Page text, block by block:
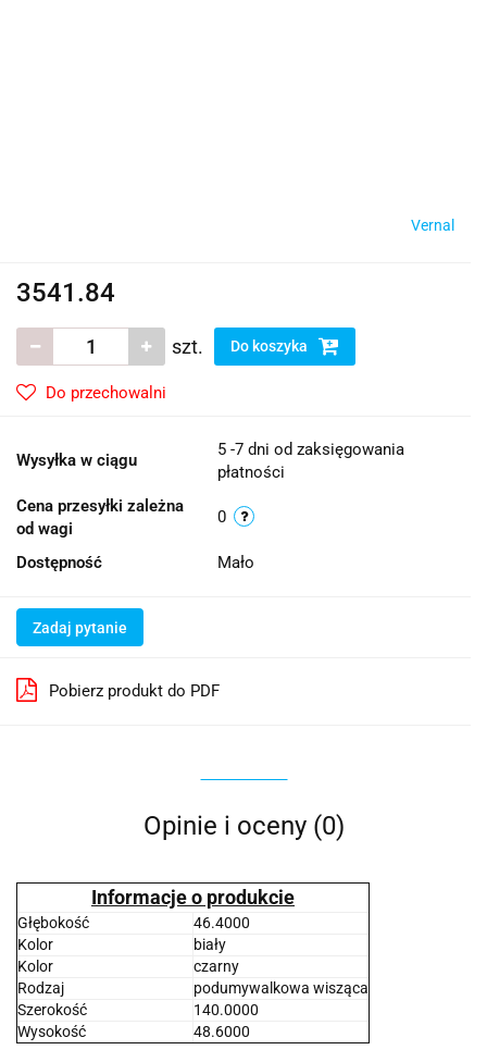
Vernal
3541.84
szt. Do koszyka
Do przechowalni
Wysyłka w ciągu
5 -7 dni od zaksięgowania
płatności
Cena przesyłki zależna
od wagi
0
Dostępność Mało
Zadaj pytanie
Pobierz produkt do PDF
Opinie i oceny (0)
Informacje o produkcie
Głębokość
46.4000
Kolor
biały
Kolor
czarny
Rodzaj
podumywalkowa wisząca
Szerokość
140.0000
Wysokość
48.6000